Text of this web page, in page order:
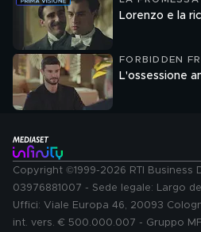
Lorenzo e la
FORBIDDEN
L'ossessione
Copyright ©1999-2026 RTI Business
03976881007 - Sede legale: Largo
Uffici: Viale Europa 46, 20093
int. vers. € 500.000.007 - Gruppo